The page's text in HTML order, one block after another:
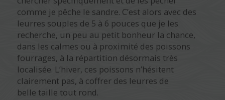
comme je pêche le sandre. C’est alors avec des
leurres souples de 5 à 6 pouces que je les
recherche, un peu au petit bonheur la chance,
dans les calmes ou à proximité des poissons
fourrages, à la répartition désormais très
localisée. L’hiver, ces poissons n’hésitent
clairement pas, à coffrer des leurres de
belle taille tout rond.